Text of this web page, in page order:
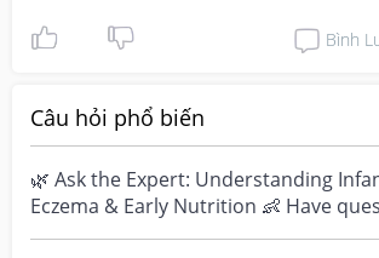
Bình
Câu hỏi phổ biến
🌿 Ask the Expert: Understanding
Eczema & Early Nutrition 👶 Have
about eczema, sensi...